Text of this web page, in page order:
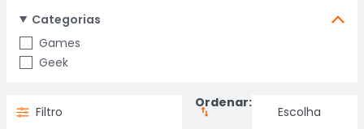
Categorias
Games
Geek
Filtro
Ordenar: